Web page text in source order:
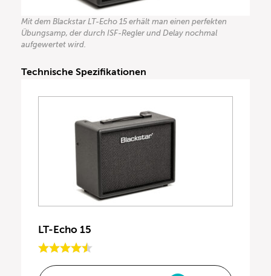
Mit dem Blackstar LT-Echo 15 erhält man einen perfekten
Übungsamp, der durch ISF-Regler und Delay nochmal
aufgewertet wird.
Technische Spezifikationen
LT-Echo 15